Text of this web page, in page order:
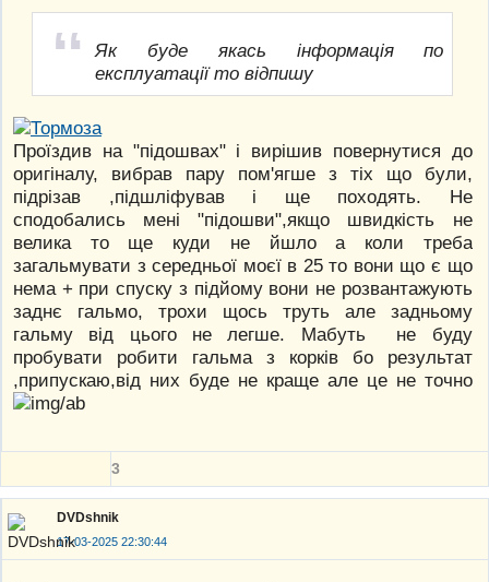
Як буде якась інформація по
експлуатації то відпишу
Проїздив на "підошвах" і вирішив повернутися до
оригіналу, вибрав пару пом'ягше з тіх що були,
підрізав ,підшліфував і ще походять. Не
сподобались мені "підошви",якщо швидкість не
велика то ще куди не йшло а коли треба
загальмувати з середньої моєї в 25 то вони що є що
нема + при спуску з підйому вони не розвантажують
заднє гальмо, трохи щось труть але задньому
гальму від цього не легше. Мабуть не буду
пробувати робити гальма з корків бо результат
,припускаю,від них буде не краще але це не точно
3
DVDshnik
17-03-2025 22:30:44